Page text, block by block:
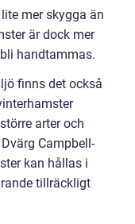
mer skygga än
är dock mer
handtammas.
finns det också
arter och
Campbell-
kan hållas i
tillräckligt